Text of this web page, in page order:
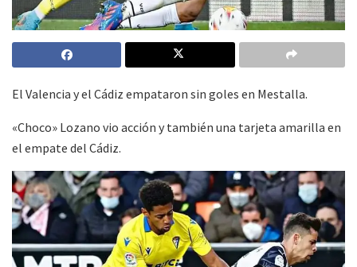
El Valencia y el Cádiz empataron sin goles en Mestalla.
«Choco» Lozano vio acción y también una tarjeta amarilla en
el empate del Cádiz.